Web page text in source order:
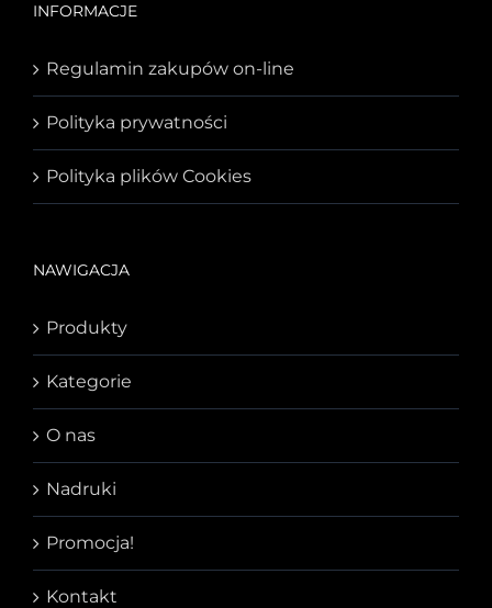
INFORMACJE
Regulamin zakupów on-line
Polityka prywatności
Polityka plików Cookies
NAWIGACJA
Produkty
Kategorie
O nas
Nadruki
Promocja!
Kontakt